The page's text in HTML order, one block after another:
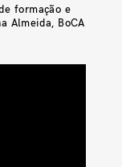
formação e
Almeida, BoCA